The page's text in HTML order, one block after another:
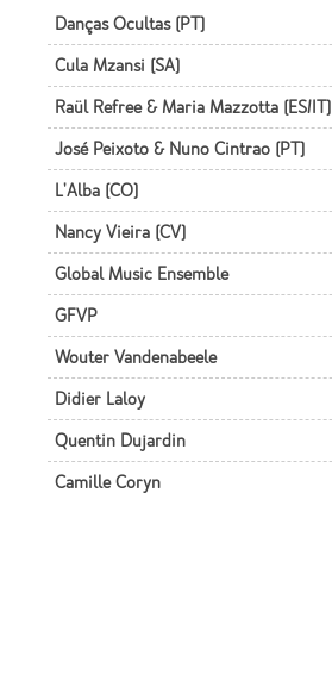
Danças Ocultas (PT)
Cula Mzansi (SA)
Raül Refree & Maria Mazzotta (ES/IT)
José Peixoto & Nuno Cintrao (PT)
L'Alba (CO)
Nancy Vieira (CV)
Global Music Ensemble
GFVP
Wouter Vandenabeele
Didier Laloy
Quentin Dujardin
Camille Coryn